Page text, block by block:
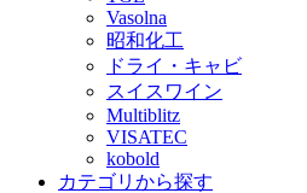
Vasolna
昭和化工
ドライ・キャビ
スイスワイン
Multiblitz
VISATEC
kobold
カテゴリから探す